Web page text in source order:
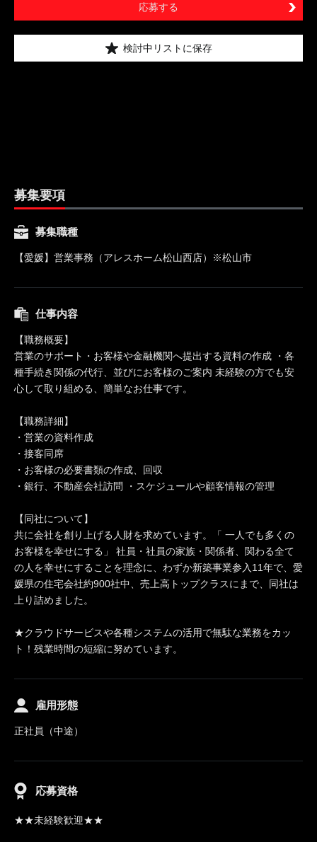
応募する
検討中リストに保存
募集要項
募集職種
【愛媛】営業事務（アレスホーム松山西店）※松山市
仕事内容
【職務概要】
営業のサポート・お客様や金融機関へ提出する資料の作成 ・各
種手続き関係の代行、並びにお客様のご案内 未経験の方でも安
心して取り組める、簡単なお仕事です。
【職務詳細】
・営業の資料作成
・接客同席
・お客様の必要書類の作成、回収
・銀行、不動産会社訪問 ・スケジュールや顧客情報の管理
【同社について】
共に会社を創り上げる人財を求めています。「 一人でも多くの
お客様を幸せにする」 社員・社員の家族・関係者、関わる全て
の人を幸せにすることを理念に、わずか新築事業参入11年で、愛
媛県の住宅会社約900社中、売上高トップクラスにまで、同社は
上り詰めました。
★クラウドサービスや各種システムの活用で無駄な業務をカッ
ト！残業時間の短縮に努めています。
雇用形態
正社員（中途）
応募資格
★★未経験歓迎★★